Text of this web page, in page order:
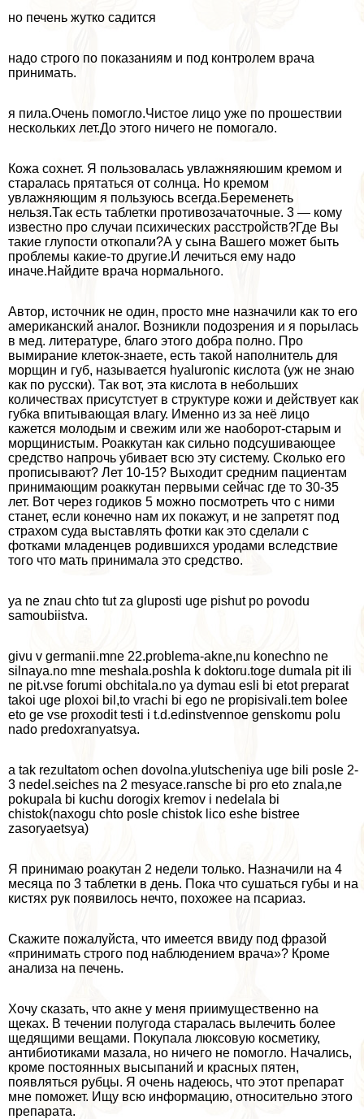
но печень жутко садится
надо строго по показаниям и под контролем врача
принимать.
я пила.Очень помогло.Чистое лицо уже по прошествии
нескольких лет.До этого ничего не помогало.
Кожа сохнет. Я пользовалась увлажняяюшим кремом и
старалась прятаться от солнца. Но кремом
увлажняющим я пользуюсь всегда.Беременеть
нельзя.Так есть таблетки пpoтивoзaчaточные. 3 — кому
известно про случаи психических расстройств?Где Вы
такие глупости откопали?А у сына Вашего может быть
проблемы какие-то другие.И лечиться ему надо
иначе.Найдите врача нормального.
Автор, источник не один, просто мне назначили как то его
американский аналог. Возникли подозрения и я порылась
в мед. литературе, благо этого добра полно. Про
вымирание клеток-знаете, есть такой наполнитель для
морщин и губ, называется hyaluronic кислота (уж не знаю
как по русски). Так вот, эта кислота в небольших
количествах присутстует в структуре кожи и действует как
губка впитывающая влагу. Именно из за неё лицо
кажется молодым и свежим или же наоборот-старым и
морщинистым. Роаккутан как сильно подсушивающее
средство напрочь убивает всю эту систему. Сколько его
прописывают? Лет 10-15? Выходит средним пациентам
принимающим роаккутан первыми сейчас где то 30-35
лет. Вот через годиков 5 можно посмотреть что с ними
станет, если конечно нам их покажут, и не запретят под
страхом суда выставлять фотки как это сделали с
фотками младенцев родившихся уpoдами вследствие
того что мать принимала это средство.
ya ne znau chto tut za gluposti uge pishut po povodu
samoubiistva.
givu v germanii.mne 22.problema-akne,nu konechno ne
silnaya.no mne meshala.poshla k doktoru.toge dumala pit ili
ne pit.vse forumi obchitala.no ya dymau esli bi etot preparat
takoi uge ploxoi bil,to vrachi bi ego ne propisivali.tem bolee
eto ge vse proxodit testi i t.d.edinstvennoe genskomu polu
nado predoxranyatsya.
a tak rezultatom ochen dovolna.ylutscheniya uge bili posle 2-
3 nedel.seiches na 2 mesyace.ransche bi pro eto znala,ne
pokupala bi kuchu dorogix kremov i nedelala bi
chistok(naxogu chto posle chistok lico eshe bistree
zasoryaetsya)
Я принимаю роакутан 2 недели только. Назначили на 4
месяца по 3 таблетки в день. Пока что сушаться губы и на
кистях рук появилось нечто, похожее на псариаз.
Скажите пожалуйста, что имеется ввиду под фразой
«принимать строго под наблюдением врача»? Кроме
анализа на печень.
Хочу сказать, что акне у меня приимущественно на
щеках. В течении полугода старалась вылечить более
щедящими вещами. Покупала люксовую косметику,
антибиотиками мазала, но ничего не помогло. Начались,
кроме постоянных высыпаний и красных пятен,
появляться рубцы. Я очень надеюсь, что этот препарат
мне поможет. Ищу всю информацию, относительно этого
препарата.